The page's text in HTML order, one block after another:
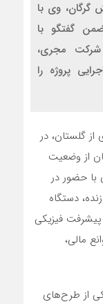
آرامش گرگان، وی با
گفتگو با
شرکت مجری،
پروژه را
از گلستان، در
از وضعیت
وی با حضور در
دستگاه
فیزیکی
مالی،
از طرح‌های